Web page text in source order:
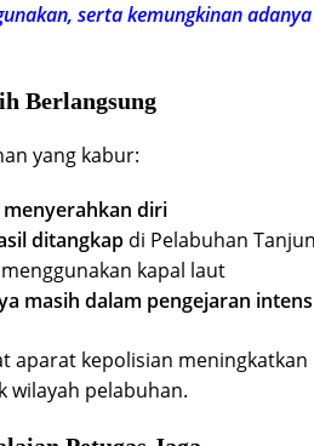
serta kemungkinan
Berlangsung
yang kabur:
diri
ditangkap di Pelabuhan
kapal laut
masih dalam pengejaran
aparat kepolisian
wilayah pelabuhan.